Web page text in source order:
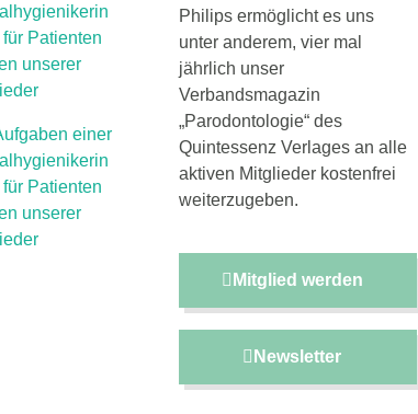
für Patienten
unserer
einer
für Patienten
unserer
Philips ermöglicht es uns
unter anderem, vier mal
jährlich unser
Verbandsmagazin
„Parodontologie“ des
Quintessenz Verlages an alle
aktiven Mitglieder kostenfrei
weiterzugeben.
Mitglied werden
Newsletter